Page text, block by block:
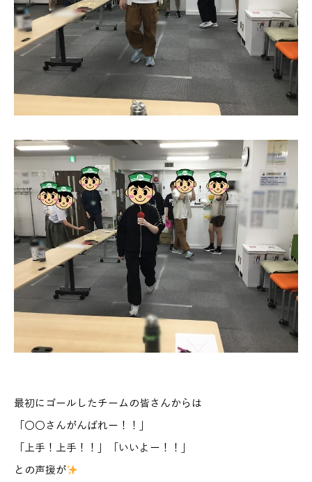
最初にゴールしたチームの皆さんからは
「〇〇さんがんばれー！！」
「上手！上手！！」「いいよー！！」
との声援が